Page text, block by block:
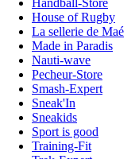
Handball-Store
House of Rugby
La sellerie de Maé
Made in Paradis
Nauti-wave
Pecheur-Store
Smash-Expert
Sneak'In
Sneakids
Sport is good
Training-Fit